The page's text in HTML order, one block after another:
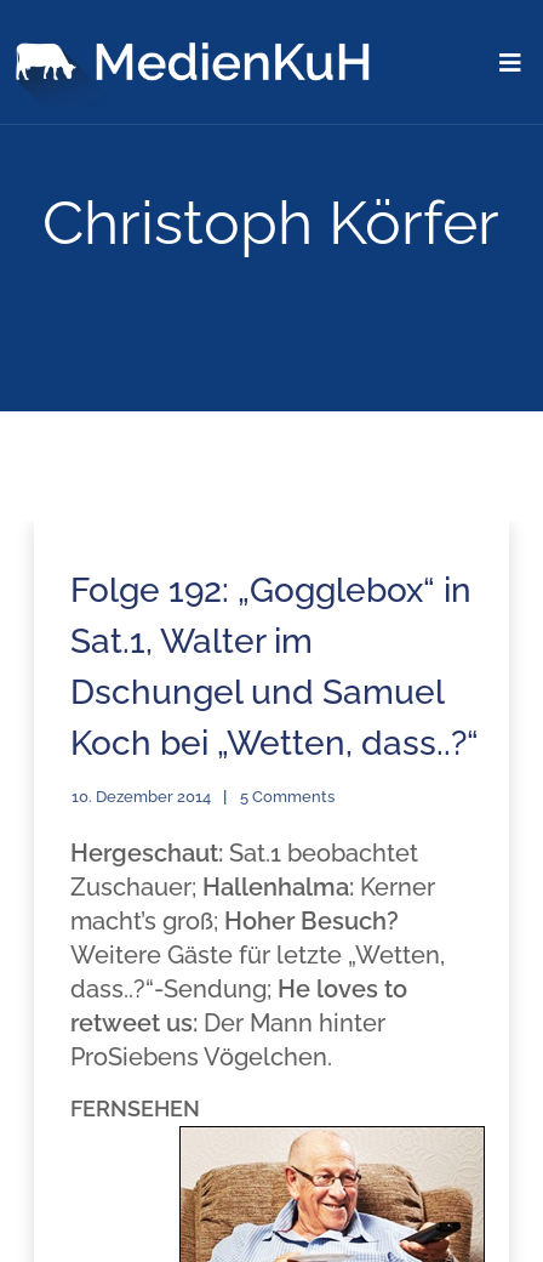
Christoph Körfer
Folge 192: „Gogglebox“ in
Sat.1, Walter im
Dschungel und Samuel
Koch bei „Wetten, dass..?“
10. Dezember 2014 5 Comments
Hergeschaut:Sat.1 beobachtet
Zuschauer; Hallenhalma: Kerner
macht’s groß; Hoher Besuch?
Weitere Gäste für letzte „Wetten,
dass..?“-Sendung; He loves to
retweet us: Der Mann hinter
ProSiebens Vögelchen.
FERNSEHEN